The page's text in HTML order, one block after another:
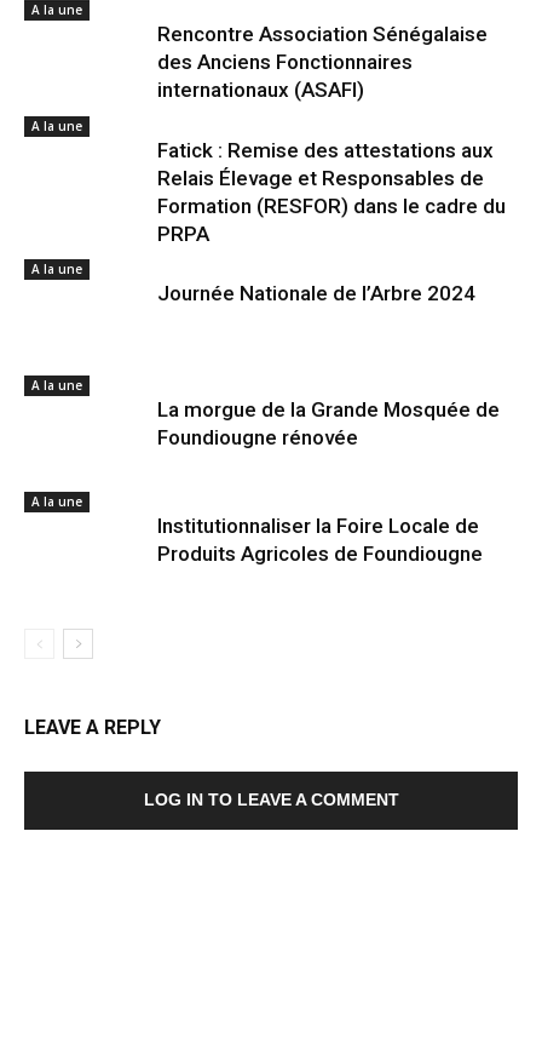
A la une
Rencontre Association Sénégalaise
des Anciens Fonctionnaires
internationaux (ASAFI)
A la une
Fatick : Remise des attestations aux
Relais Élevage et Responsables de
Formation (RESFOR) dans le cadre du
PRPA
A la une
Journée Nationale de l’Arbre 2024
A la une
La morgue de la Grande Mosquée de
Foundiougne rénovée
A la une
Institutionnaliser la Foire Locale de
Produits Agricoles de Foundiougne
LEAVE A REPLY
LOG IN TO LEAVE A COMMENT